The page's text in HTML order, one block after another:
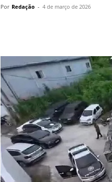
Por Redação - 4 de março de 2026